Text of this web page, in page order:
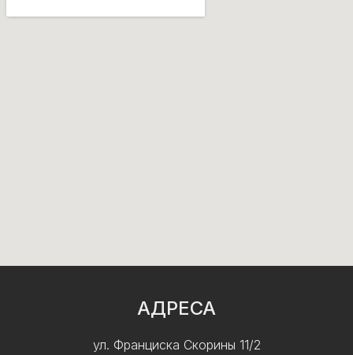
АДРЕСА
ул. Франциска Скорины 11/2